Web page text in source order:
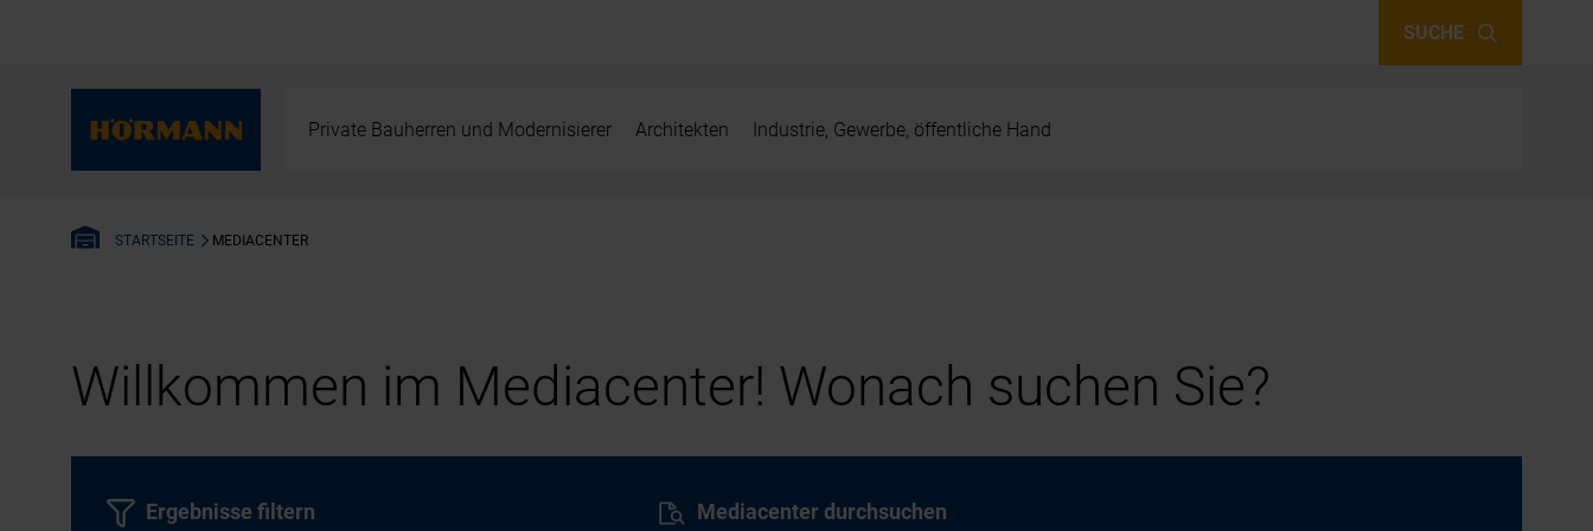
SUCHE
Private Bauherren und Modernisierer Architekten Industrie, Gewerbe, öffentliche Hand
STARTSEITE MEDIACENTER
Willkommen im Mediacenter! Wonach suchen Sie?
Mediacenter durchsuchen
Ergebnisse filtern